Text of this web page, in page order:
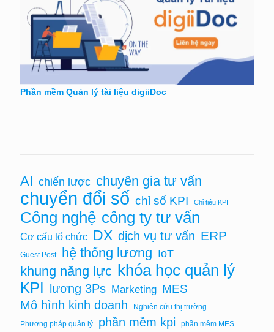
Phần mềm Quản lý tài liệu digiiDoc
AI chiến lược chuyên gia tư vấn
chuyển đổi số chỉ số KPI Chỉ tiêu KPI
Công nghệ công ty tư vấn
Cơ cấu tổ chức DX dịch vụ tư vấn ERP
Guest Post hệ thống lương IoT
khung năng lực khóa học quản lý
KPI lương 3Ps Marketing MES
Mô hình kinh doanh
Nghiên cứu thị trường
Phương pháp quản lý
phần mềm kpi phần mềm MES